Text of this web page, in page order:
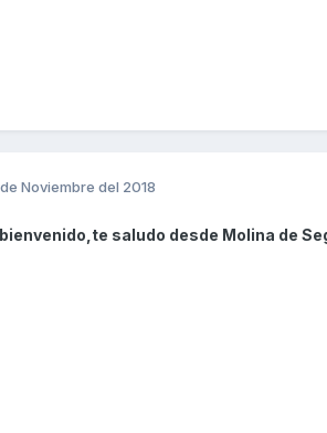
Noviembre del 2018
saludo desde Molina de